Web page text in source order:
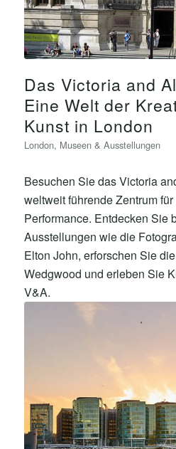
Das Victoria and
Eine Welt der
Kunst in London
London, Museen & Ausstellungen
Besuchen Sie das Victoria
weltweit führende Zentrum
Performance. Entdecken Sie
Ausstellungen wie die
Elton John, erforschen Sie
Wedgwood und erleben Sie
V&A.